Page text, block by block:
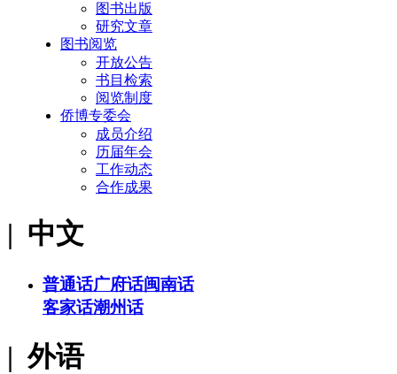
图书出版
研究文章
图书阅览
开放公告
书目检索
阅览制度
侨博专委会
成员介绍
历届年会
工作动态
合作成果
| 中文
普通话广府话闽南话
客家话潮州话
| 外语